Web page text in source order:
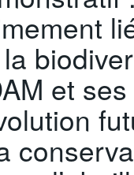
et